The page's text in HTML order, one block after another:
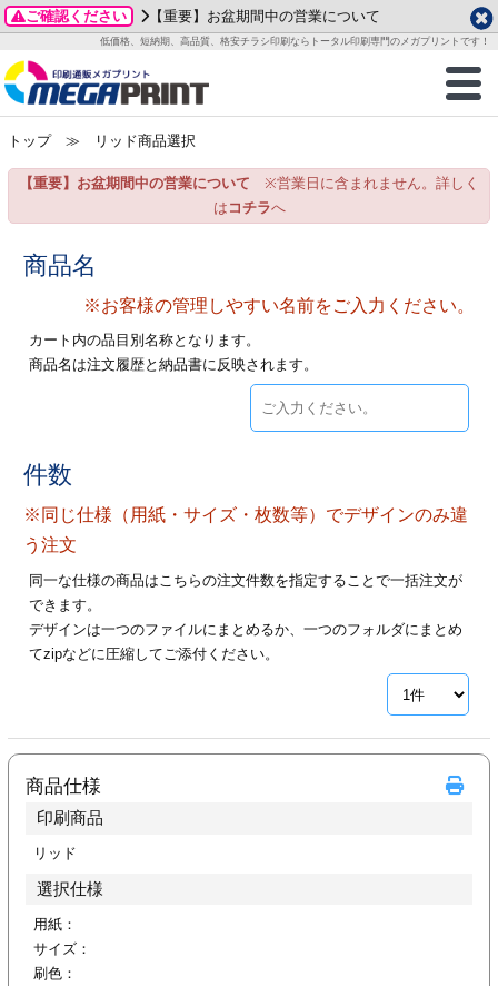
ご確認ください 【重要】お盆期間中の営業について
低価格、短納期、高品質、格安チラシ印刷ならトータル印刷専門のメガプリントです！
商品一覧
グッズ
ステッカー
ックカード印刷
業ツール印刷
ィ・販促グッズ
イズ
ご利用ガイド
お客様へ
いて
方法
/送料について
刷
カード印刷
ックカード名刺
ムカード
印刷
ー印刷
ード印刷
刷
印刷
フォルダー
ファイル印刷
印刷
データ作成ガイド
成前に
ガイド
加工指示ガイド
テンプレート
ード印刷
名刺印刷
ックカード
ード印刷
刷
印刷
形マル型
印刷
名刺印刷
印刷
ムカード印刷
ード印刷
一覧
わせ
り
プル請求
2026年 8月
月
火 水 木 金
土
3
4 5 6 7
8
15
24
25
2026年 9月
月
火 水 木 金
土
12
21
22
28
29 30
・・休業日
トップ≫ リッド商品選択
【重要】お盆期間中の営業について ※営業日に含まれません。詳しく
は コチラへ
商品名
※お客様の管理しやすい名前をご入力ください。
カート内の品目別名称となります。
商品名は注文履歴と納品書に反映されます。
件数
※同じ仕様（用紙・サイズ・枚数等）でデザインのみ違
う注文
同一な仕様の商品はこちらの注文件数を指定することで一括注文が
できます。
デザインは一つのファイルにまとめるか、一つのフォルダにまとめ
てzipなどに圧縮してご添付ください。
商品仕様
印刷商品
リッド
選択仕様
用紙：
サイズ：
刷色：